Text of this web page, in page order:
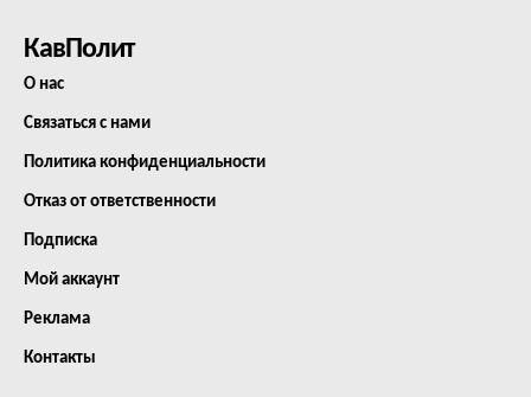
КавПолит
О нас
Связаться с нами
Политика конфиденциальности
Отказ от ответственности
Подписка
Мой аккаунт
Реклама
Контакты